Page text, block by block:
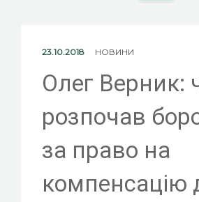
23.10.2018 НОВИНИ
Олег Верник:
розпочав
за право на
компенсацію